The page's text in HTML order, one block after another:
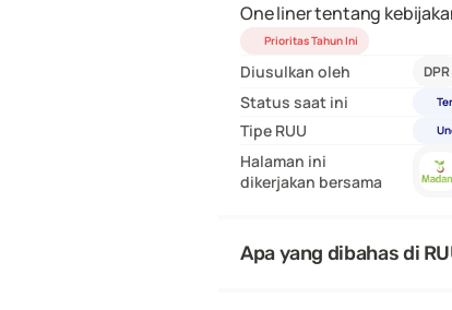
One liner tentang
Prioritas Tahun Ini
Diusulkan oleh DPR
Status saat ini
Tipe RUU
Halaman ini
dikerjakan bersama
Apa yang dibahas di